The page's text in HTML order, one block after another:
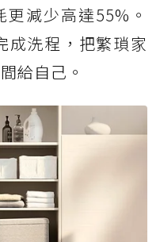
減少高達55%。
成洗程，把繁瑣家
給自己。